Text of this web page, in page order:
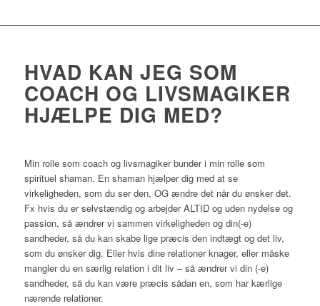
HVAD KAN JEG SOM
COACH OG LIVSMAGIKER
HJÆLPE DIG MED?
Min rolle som coach og livsmagiker bunder i min rolle som
spirituel shaman. En shaman hjælper dig med at se
virkeligheden, som du ser den, OG ændre det når du ønsker det.
Fx hvis du er selvstændig og arbejder ALTID og uden nydelse og
passion, så ændrer vi sammen virkeligheden og din(-e)
sandheder, så du kan skabe lige præcis den indtægt og det liv,
som du ønsker dig. Eller hvis dine relationer knager, eller måske
mangler du en særlig relation i dit liv – så ændrer vi din (-e)
sandheder, så du kan være præcis sådan en, som har kærlige
nærende relationer.